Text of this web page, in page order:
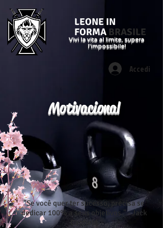
LEONE IN
FORMA BRASILE
Vivi la vita al limite, supera
l'impossibile!
Accedi
Motivacional
"Se você quer ter sucesso, precisa se
dedicar 100% a seus objetivos." - Jack
Canfield